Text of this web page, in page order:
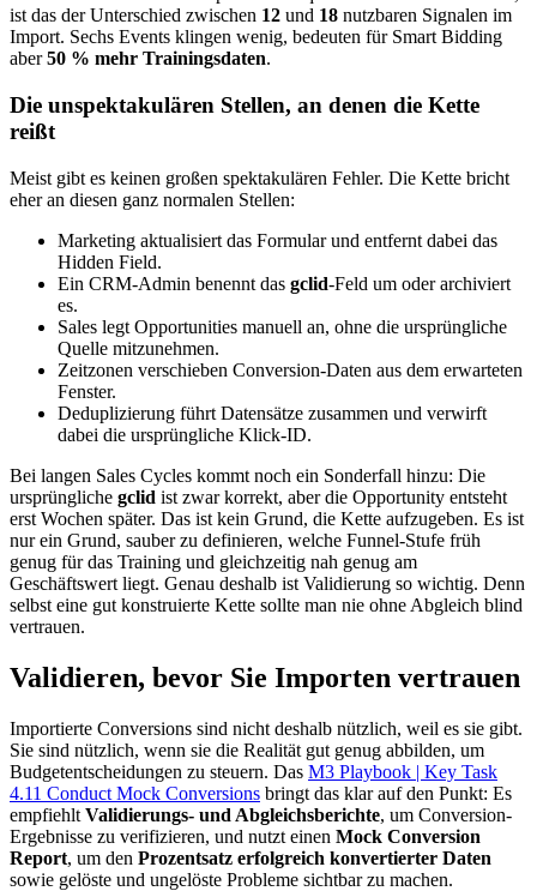
ist das der Unterschied zwischen 12 und 18 nutzbaren Signalen im
Import. Sechs Events klingen wenig, bedeuten für Smart Bidding
aber50 % mehr Trainingsdaten.
Die unspektakulären Stellen, an denen die Kette
reißt
Meist gibt es keinen großen spektakulären Fehler. Die Kette bricht
eher an diesen ganz normalen Stellen:
Marketing aktualisiert das Formular und entfernt dabei das
Hidden Field.
Ein CRM-Admin benennt das gclid-Feld um oder archiviert
es.
Sales legt Opportunities manuell an, ohne die ursprüngliche
Quelle mitzunehmen.
Zeitzonen verschieben Conversion-Daten aus dem erwarteten
Fenster.
Deduplizierung führt Datensätze zusammen und verwirft
dabei die ursprüngliche Klick-ID.
Bei langen Sales Cycles kommt noch ein Sonderfall hinzu: Die
ursprüngliche gclid ist zwar korrekt, aber die Opportunity entsteht
erst Wochen später. Das ist kein Grund, die Kette aufzugeben. Es ist
nur ein Grund, sauber zu definieren, welche Funnel-Stufe früh
genug für das Training und gleichzeitig nah genug am
Geschäftswert liegt. Genau deshalb ist Validierung so wichtig. Denn
selbst eine gut konstruierte Kette sollte man nie ohne Abgleich blind
vertrauen.
Validieren, bevor Sie Importen vertrauen
Importierte Conversions sind nicht deshalb nützlich, weil es sie gibt.
Sie sind nützlich, wenn sie die Realität gut genug abbilden, um
Budgetentscheidungen zu steuern. Das M3 Playbook | Key Task
4.11 Conduct Mock Conversions bringt das klar auf den Punkt: Es
empfiehlt Validierungs- und Abgleichsberichte, um Conversion-
Ergebnisse zu verifizieren, und nutzt einen Mock Conversion
Report, um den Prozentsatz erfolgreich konvertierter Daten
sowie gelöste und ungelöste Probleme sichtbar zu machen.